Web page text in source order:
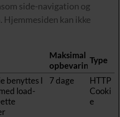
side-navigation og
Hjemmesiden kan ikke
Maksimal
opbevaringstid
Type
benyttes I
load-
7 dage
HTTP
Cooki
e